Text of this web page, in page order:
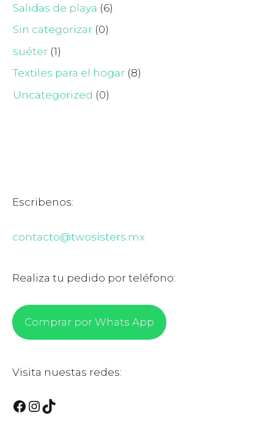
Salidas de playa (6)
Sin categorizar (0)
suéter (1)
Textiles para el hogar (8)
Uncategorized (0)
Escribenos:
contacto@twosisters.mx
Realiza tu pedido por teléfono:
Comprar por Whats App
Visita nuestas redes:
Facebook
Instagram
TikTok